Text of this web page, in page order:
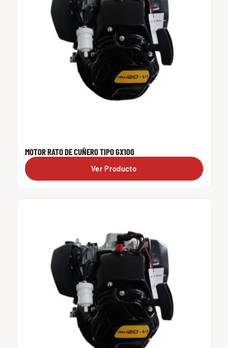
MOTOR RATO DE CUÑERO TIPO GX100
Ver Producto